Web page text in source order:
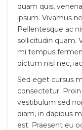
quam quis,
ipsum. Vivamus
Pellentesque ac
sollicitudin quam.
mi tempus
dictum nisl nec,
Sed eget cursus
consectetur.
vestibulum sed
diam, in dapibus
est. Praesent eu